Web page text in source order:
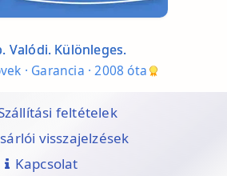
Valódi. Különleges.
· Garancia · 2008 óta
feltételek
visszajelzések
Kapcsolat